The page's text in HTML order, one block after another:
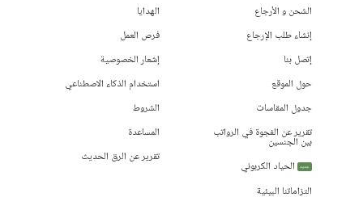
الشحن و الأرجاع
إنشاء طلب الإرجاع
إتصل بنا
حول الموقع
جدول المقاسات
تقرير عن الفجوة في الرواتب
بين الجنسين
جديد
الحياد الكربوني
التزاماتنا البيئية
الهدايا
فرص العمل
إشعار الخصوصية
استخدام الذكاء الاصطناعي
الشروط
المساعدة
تقرير عن الرق الحديث